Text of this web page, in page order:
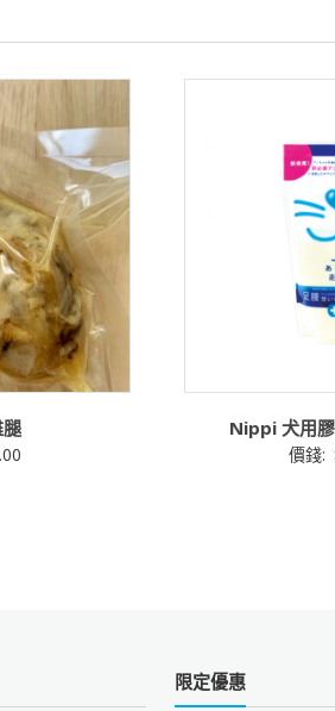
Nippi 犬用
價錢:
限定優惠